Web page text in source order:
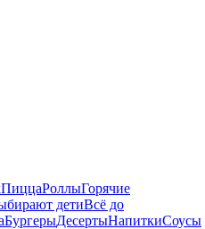
ПиццаРоллыГорячие
детиВсё до
БургерыДесертыНапиткиСоусы